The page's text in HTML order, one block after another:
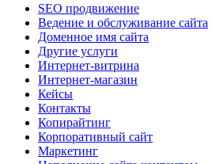
SEO продвижение
Ведение и обслуживание сайта
Доменное имя сайта
Другие услуги
Интернет-витрина
Интернет-магазин
Кейсы
Контакты
Копирайтинг
Корпоративный сайт
Маркетинг